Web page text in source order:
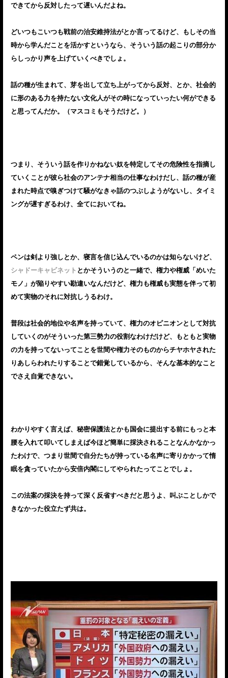
できてから反対したって遅いんだよね。
どいつもこいつも戦前の治安維持法がとか言ってるけど、もしその当
時から学んだことを活かすというなら、そういう話の起こりの部分か
らしっかり声を上げていくべきでしょ。
話の種が生まれて、芽を出して立ち上がってから反対、とか、社会的
に形のある力を持たない文化人がその時になっていったい何ができる
と思ってんだか。（マスコミもそうだけど。）
つまり、そういう話を作りかねない奴を特定してその危険性を指摘し
ていくことが彼ら社会のアンテナ相当の仕事なわけだし、話の種が産
まれた時点で嗅ぎつけて騒がなきゃ話のつぶしようがないし、タイミ
ングが遅すぎるわけ、全てにおいてね。
ペンは剣より強しとか、寝言を信じ込んでいるのかは知らないけど、
シャドーキャビネット とかそういうのと一緒で、権力や権威「めいた
モノ」が陥りやすい勘違いなんだけど、権力も権威も実態を伴って初
めて実物のそれに対抗しうるわけ。
普段は社会的地位や名声を持っていて、権力のオピニオンとして対抗
していくのがそういった第三勢力の役割なわけだけど、もともと実物
の力を持ってないってことを世間や権力そのものからチヤホヤされた
りあしらわれたりすることで錯覚しているから、そんな基本的なこと
でさえ自覚できない。
わかりやすく言えば、秘密保護法とかも国会に提出する前にもっと本
腰を入れて叩いてしまえば今ほど簡単に採決されることなんかなかっ
たわけで、つまり世間で自分たちが持っている名声に寄りかかって惰
眠を貪っていたから安倍内閣にしてやられたってことでしょ。
この法案の採決を持って深く反省すべきだと思うよ、叫ぶことしかで
きなかった役立たず共は。